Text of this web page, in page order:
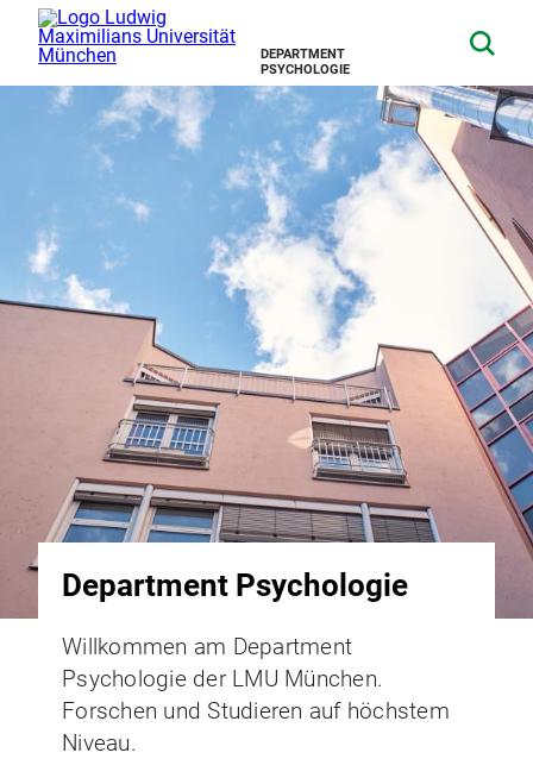
DEPARTMENT
PSYCHOLOGIE
Department Psychologie
Willkommen am Department
Psychologie der LMU München.
Forschen und Studieren auf höchstem
Niveau.⁦